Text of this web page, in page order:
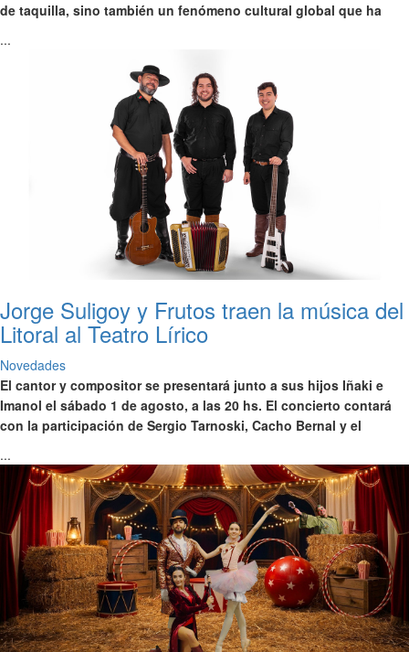
de taquilla, sino también un fenómeno cultural global que ha
...
Jorge Suligoy y Frutos traen la música del
Litoral al Teatro Lírico
Novedades
El cantor y compositor se presentará junto a sus hijos Iñaki e
Imanol el sábado 1 de agosto, a las 20 hs. El concierto contará
con la participación de Sergio Tarnoski, Cacho Bernal y el
...